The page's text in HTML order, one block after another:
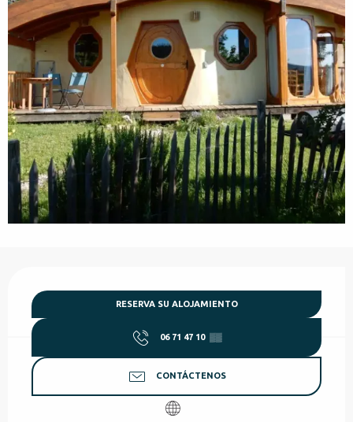
RESERVA SU ALOJAMIENTO
06 71 47 10 ▒▒
CONTÁCTENOS